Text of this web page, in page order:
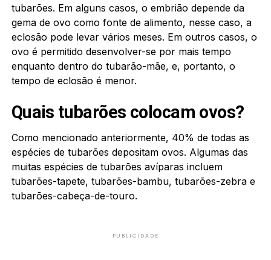
tubarões. Em alguns casos, o embrião depende da
gema de ovo como fonte de alimento, nesse caso, a
eclosão pode levar vários meses. Em outros casos, o
ovo é permitido desenvolver-se por mais tempo
enquanto dentro do tubarão-mãe, e, portanto, o
tempo de eclosão é menor.
Quais tubarões colocam ovos?
Como mencionado anteriormente, 40% de todas as
espécies de tubarões depositam ovos. Algumas das
muitas espécies de tubarões avíparas incluem
tubarões-tapete, tubarões-bambu, tubarões-zebra e
tubarões-cabeça-de-touro.
PUBLICIDADE